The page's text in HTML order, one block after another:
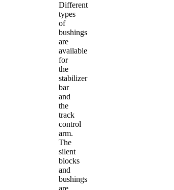
Different
types
of
bushings
are
available
for
the
stabilizer
bar
and
the
track
control
arm.
The
silent
blocks
and
bushings
are